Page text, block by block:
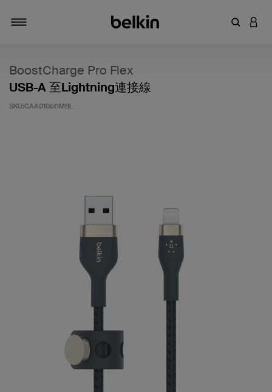
輸入關鍵
登入
BoostCharge Pro Flex
USB-A 至Lightning連接線
SKU:CAA010bt1MBL